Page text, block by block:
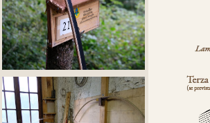
già realizzati su misura